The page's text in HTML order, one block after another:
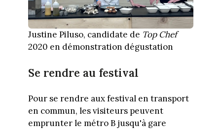
Justine Piluso, candidate de Top Chef
2020 en démonstration dégustation
Se rendre au festival
Pour se rendre aux festival en transport
en commun, les visiteurs peuvent
emprunter le métro B jusqu'à gare